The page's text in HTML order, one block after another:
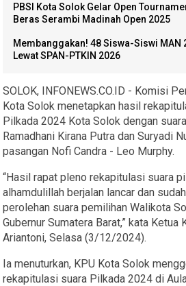
PBSI Kota Solok Gelar Open
Beras Serambi Madinah Open 2025
Membanggakan! 48 Siswa-Siswi MAN
Lewat SPAN-PTKIN 2026
SOLOK, INFONEWS.CO.ID - Komisi
Kota Solok menetapkan hasil
Pilkada 2024 Kota Solok dengan
Ramadhani Kirana Putra dan Suryadi
pasangan Nofi Candra - Leo Murphy.
“Hasil rapat pleno rekapitulasi suara
alhamdulillah berjalan lancar dan
perolehan suara pemilihan Walikota
Gubernur Sumatera Barat,” kata Ketua
Ariantoni, Selasa (3/12/2024).
Ia menuturkan, KPU Kota Solok
rekapitulasi suara Pilkada 2024 di